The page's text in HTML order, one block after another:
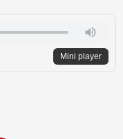
Mini player